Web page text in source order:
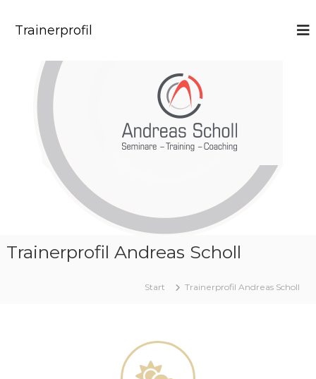
Trainerprofil
Trainerprofil Andreas Scholl
Start Trainerprofil Andreas Scholl